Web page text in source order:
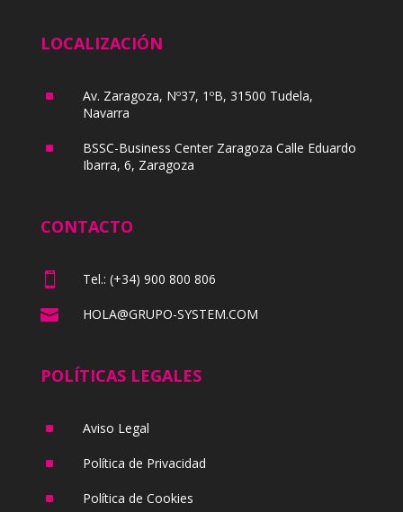
LOCALIZACIÓN
^
Av. Zaragoza, Nº37, 1ºB, 31500 Tudela,
Navarra
^
BSSC-Business Center Zaragoza Calle Eduardo
Ibarra, 6, Zaragoza
CONTACTO
 Tel.: (+34) 900 800 806
 HOLA@GRUPO-SYSTEM.COM
POLÍTICAS LEGALES
^ Aviso Legal
^ Política de Privacidad
^ Política de Cookies